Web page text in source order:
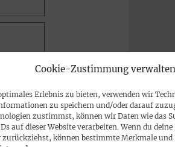
Cookie-Zustimmung verwalten
Erlebnis zu bieten, verwenden wir
zu speichern und/oder darauf
zustimmst, können wir Daten wie das
auf dieser Website verarbeiten. Wenn du
zurückziehst, können bestimmte Merkmale